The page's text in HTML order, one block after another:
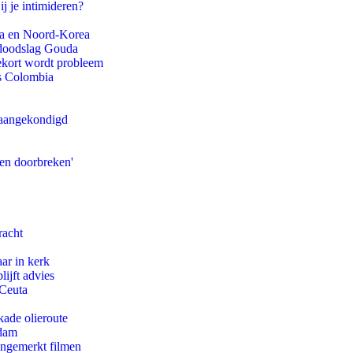
je intimideren?
en Noord-Korea
Gouda
wordt probleem
Colombia
doorbreken'
in kerk
advies
olieroute
filmen